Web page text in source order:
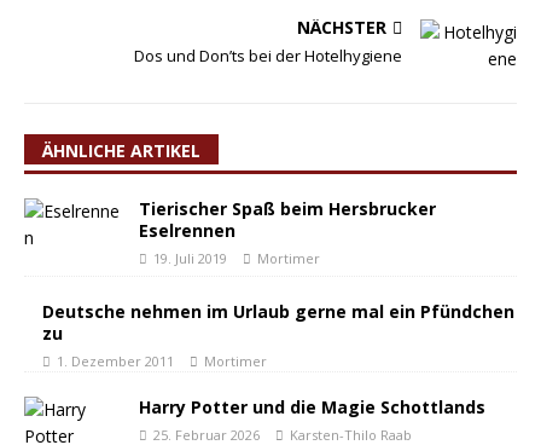
NÄCHSTER
Dos und Don’ts bei der Hotelhygiene
ÄHNLICHE ARTIKEL
Tierischer Spaß beim Hersbrucker
Eselrennen
19. Juli 2019 Mortimer
Deutsche nehmen im Urlaub gerne mal ein Pfündchen
zu
1. Dezember 2011 Mortimer
Harry Potter und die Magie Schottlands
25. Februar 2026 Karsten-Thilo Raab